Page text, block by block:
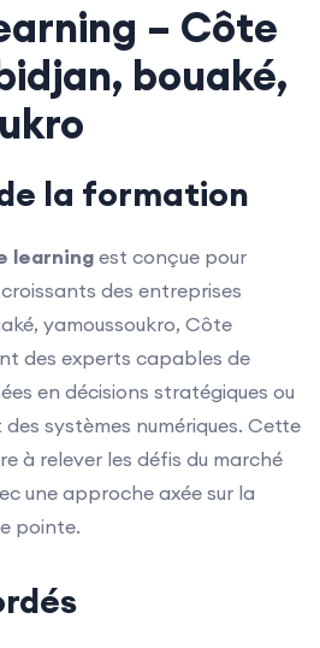
– Côte
bouaké,
la formation
learning est conçue pour
des entreprises
yamoussoukro, Côte
des experts capables de
en décisions stratégiques ou
systèmes numériques. Cette
à relever les défis du marché
une approche axée sur la
pointe.